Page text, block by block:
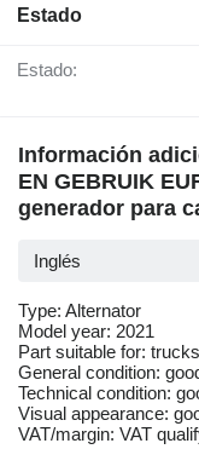
Estado
Estado:
Información
EN GEBRUIK
generador para
Inglés
Type: Alternator
Model year: 2021
Part suitable for: trucks
General condition:
Technical condition:
Visual appearance:
VAT/margin: VAT